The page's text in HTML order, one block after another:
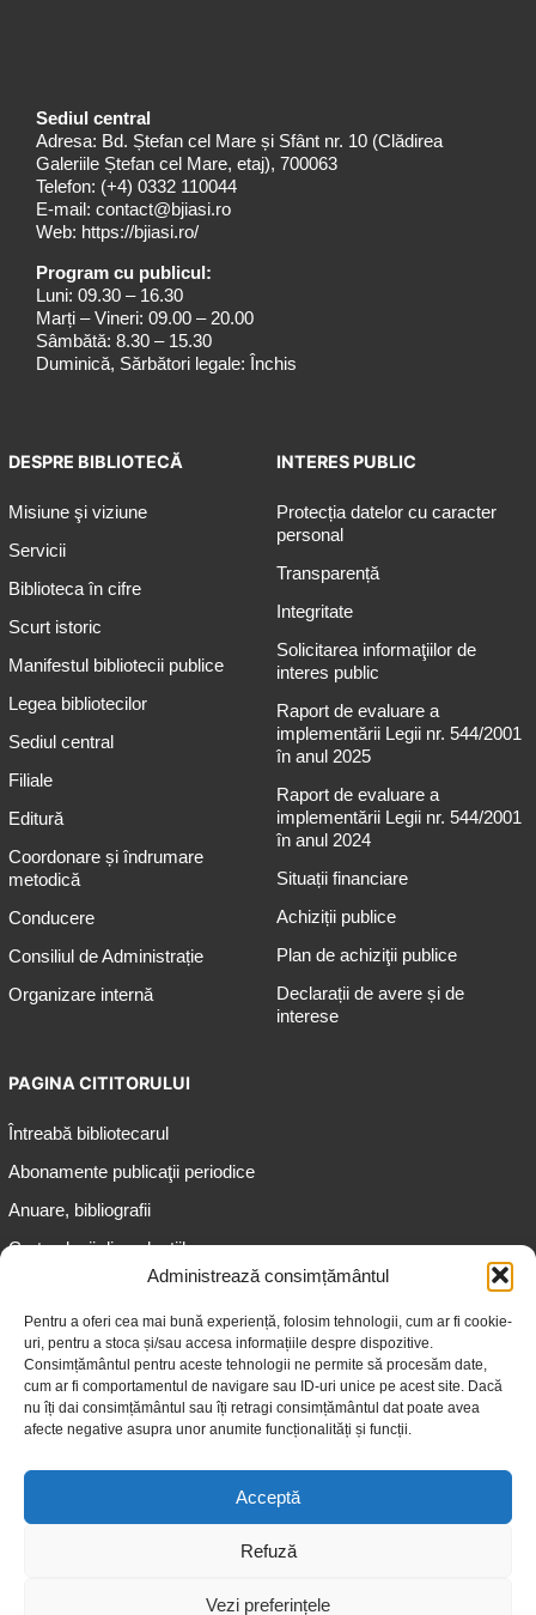
Administrează consimțământul
Pentru a oferi cea mai bună experiență, folosim tehnologii, cum ar fi cookie-
uri, pentru a stoca și/sau accesa informațiile despre dispozitive.
Consimțământul pentru aceste tehnologii ne permite să procesăm date,
cum ar fi comportamentul de navigare sau ID-uri unice pe acest site. Dacă
nu îți dai consimțământul sau îți retragi consimțământul dat poate avea
afecte negative asupra unor anumite funcționalități și funcții.
Acceptă
Refuză
Vezi preferințele
Sediul central
Adresa: Bd. Ștefan cel Mare și Sfânt nr. 10 (Clădirea
Galeriile Ștefan cel Mare, etaj), 700063
Telefon: (+4) 0332 110044
E-mail: contact@bjiasi.ro
Web: https://bjiasi.ro/
Program cu publicul:
Luni: 09.30 – 16.30
Marți – Vineri: 09.00 – 20.00
Sâmbătă: 8.30 – 15.30
Duminică, Sărbători legale: Închis
DESPRE BIBLIOTECĂ
Misiune şi viziune
Servicii
Biblioteca în cifre
Scurt istoric
Manifestul bibliotecii publice
Legea bibliotecilor
Sediul central
Filiale
Editură
Coordonare și îndrumare
metodică
Conducere
Consiliul de Administrație
Organizare internă
INTERES PUBLIC
Protecția datelor cu caracter
personal
Transparență
Integritate
Solicitarea informaţiilor de
interes public
Raport de evaluare a
implementării Legii nr. 544/2001
în anul 2025
Raport de evaluare a
implementării Legii nr. 544/2001
în anul 2024
Situații financiare
Achiziții publice
Plan de achiziţii publice
Declarații de avere și de
interese
PAGINA CITITORULUI
Întreabă bibliotecarul
Abonamente publicaţii periodice
Anuare, bibliografii
Cartea lunii din colecțiile
Informații pentru adolescenți
Informații pentru adulți
Informații pentru seniori
© 2026 Biblioteca Judeţeană „Gheorghe Asachi” Iaşi